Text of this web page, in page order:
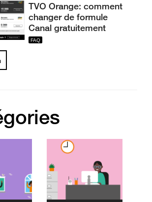
TVO Orange: comment
changer de formule
Canal gratuitement